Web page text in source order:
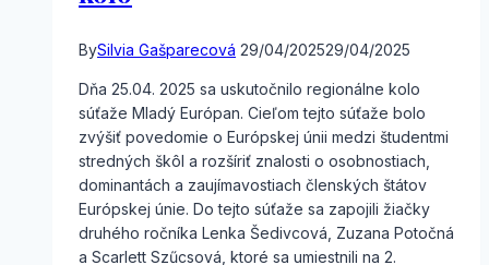
BySilvia Gašparecová 29/04/202529/04/2025
Dňa 25.04. 2025 sa uskutočnilo regionálne kolo
súťaže Mladý Európan. Cieľom tejto súťaže bolo
zvýšiť povedomie o Európskej únii medzi študentmi
stredných škôl a rozšíriť znalosti o osobnostiach,
dominantách a zaujímavostiach členských štátov
Európskej únie. Do tejto súťaže sa zapojili žiačky
druhého ročníka Lenka Šedivcová, Zuzana Potočná
a Scarlett Szűcsová, ktoré sa umiestnili na 2.